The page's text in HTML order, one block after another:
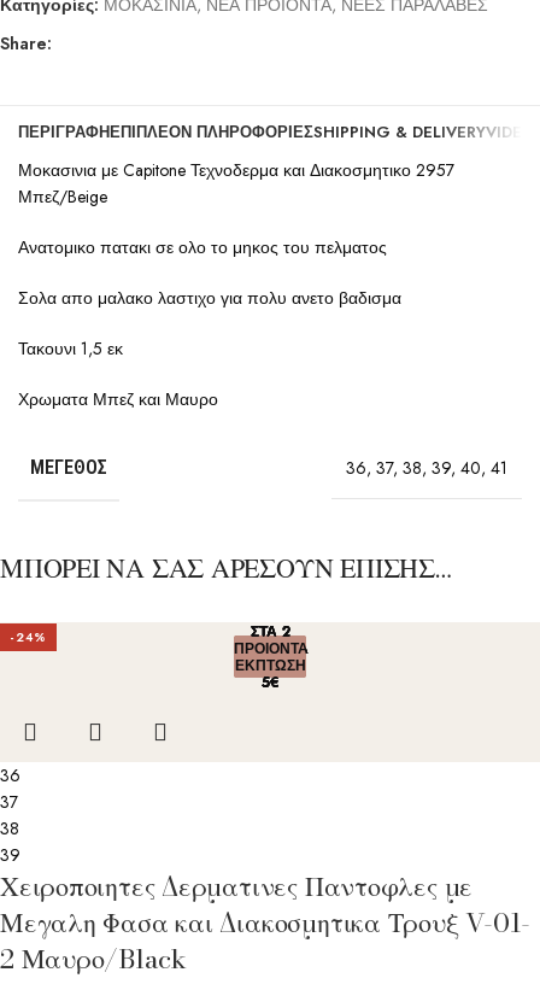
Κατηγορίες: ΜΟΚΑΣΙΝΙΑ, ΝΕΑ ΠΡΟΙΟΝΤΑ, ΝΕΕΣ ΠΑΡΑΛΑΒΕΣ
Share:
ΠΕΡΙΓΡΑΦΉΕΠΙΠΛΈΟΝ ΠΛΗΡΟΦΟΡΊΕΣSHIPPING & DELIVERYVIDEO
Μοκασινια με Capitone Τεχνοδερμα και Διακοσμητικο 2957
Μπεζ/Beige
Ανατομικο πατακι σε ολο το μηκος του πελματος
Σολα απο μαλακο λαστιχο για πολυ ανετο βαδισμα
Τακουνι 1,5 εκ
Χρωματα Μπεζ και Μαυρο
ΜΈΓΕΘΟΣ 36, 37, 38, 39, 40, 41
ΜΠΟΡΕΙ ΝΑ ΣΑΣ ΑΡΕΣΟΥΝ ΕΠΙΣΗΣ…
-24% ΣΤΑ 2
ΠΡΟΙΟΝΤΑ
ΕΚΠΤΩΣΗ
5€
36
37
38
39
Χειροποιητες Δερματινες Παντοφλες με
Μεγαλη Φασα και Διακοσμητικα Τρουξ V-01-
2 Μαυρο/Black
ΣΤΑ 2
ΠΡΟΙΟΝΤΑ
ΕΚΠΤΩΣΗ
5€
ΣΤΑ 2
ΠΡΟΙΟΝΤΑ
ΕΚΠΤΩΣΗ
5€
ΣΤΑ 2
ΠΡΟΙΟΝΤΑ
ΕΚΠΤΩΣΗ
5€
ΣΤΑ 2
ΠΡΟΙΟΝΤΑ
ΕΚΠΤΩΣΗ
5€